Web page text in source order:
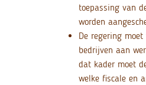
toepassing van
worden
De regering
bedrijven aan
dat kader moet
welke fiscale en